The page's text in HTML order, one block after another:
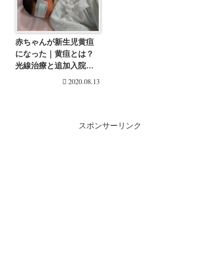
赤ちゃんが新生児黄疸
になった｜黄疸とは？
光線治療と追加入院に
2020.08.13
スポンサーリンク